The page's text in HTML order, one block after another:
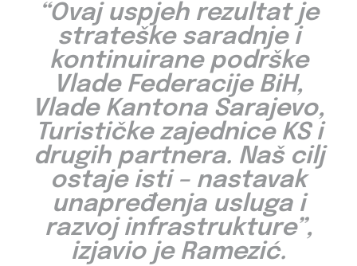
“Ovaj uspjeh rezultat je
strateške saradnje i
kontinuirane podrške
Vlade Federacije BiH,
Vlade Kantona Sarajevo,
Turističke zajednice KS i
drugih partnera. Naš cilj
ostaje isti – nastavak
unapređenja usluga i
razvoj infrastrukture”,
izjavio je Ramezić.